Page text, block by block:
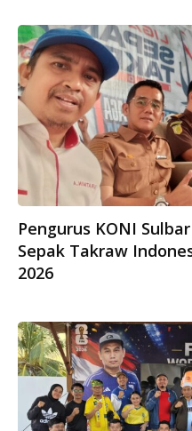
Pengurus KONI
Sepak Takraw
2026